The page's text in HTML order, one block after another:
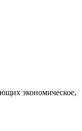
экономическое,